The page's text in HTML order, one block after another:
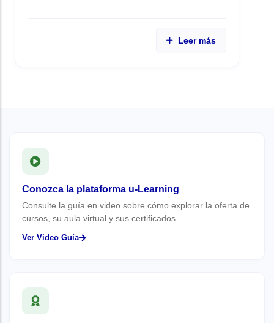
Leer más
Conozca la plataforma u-Learning
Consulte la guía en video sobre cómo explorar la oferta de
cursos, su aula virtual y sus certificados.
Ver Video Guía